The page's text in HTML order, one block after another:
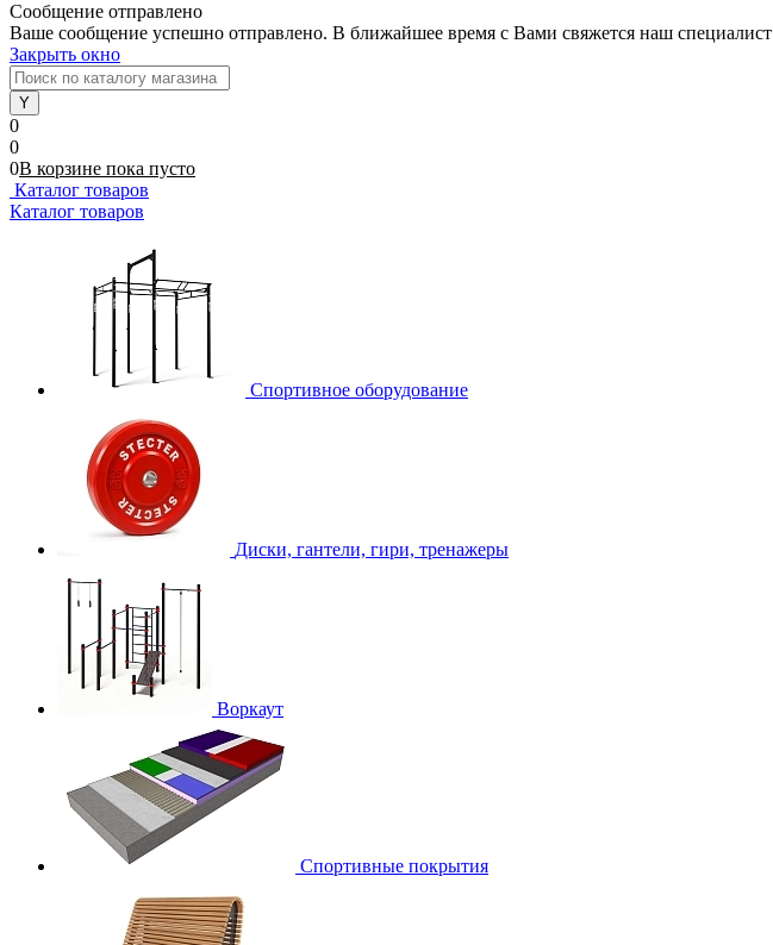
Сообщение отправлено
Ваше сообщение успешно отправлено. В ближайшее время с Вами свяжется наш специалист
Закрыть окно
0
0
0В корзине пока пусто
Каталог товаров
Каталог товаров
Спортивное оборудование
Диски, гантели, гири, тренажеры
Воркаут
Спортивные покрытия